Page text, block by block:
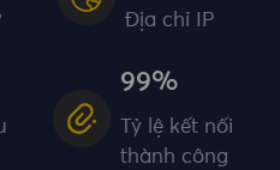
Địa chỉ IP
99%
Tỷ lệ kết nối
thành công